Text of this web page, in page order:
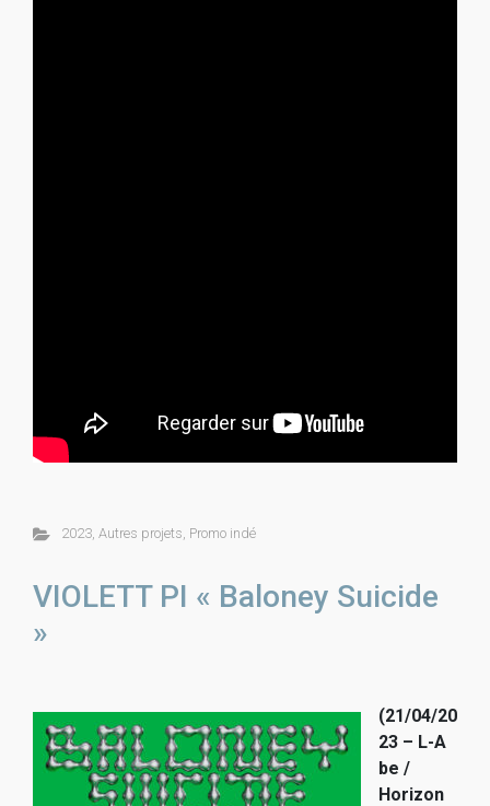
2023, Autres projets, Promo indé
VIOLETT PI « Baloney Suicide
»
(21/04/20
23 – L-A
be /
Horizon